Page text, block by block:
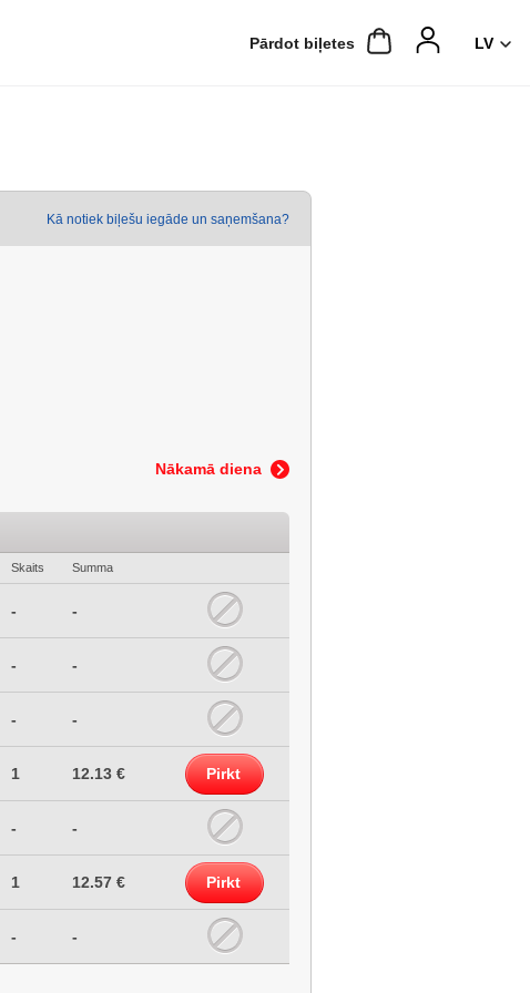
Pārdot biļetes
Kā notiek biļešu iegāde un saņemšana?
Nākamā diena
Skaits Summa
- -
- -
- -
1 12.13 € Pirkt
- -
1 12.57 € Pirkt
- -